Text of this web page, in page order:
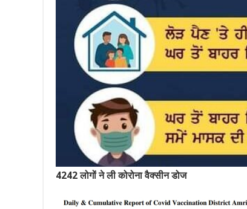
4242 लोगों ने ली कोरोना वैक्सीन डोज